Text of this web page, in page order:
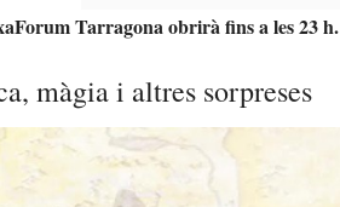
Tarragona obrirà fins a les 23 h.
màgia i altres sorpreses